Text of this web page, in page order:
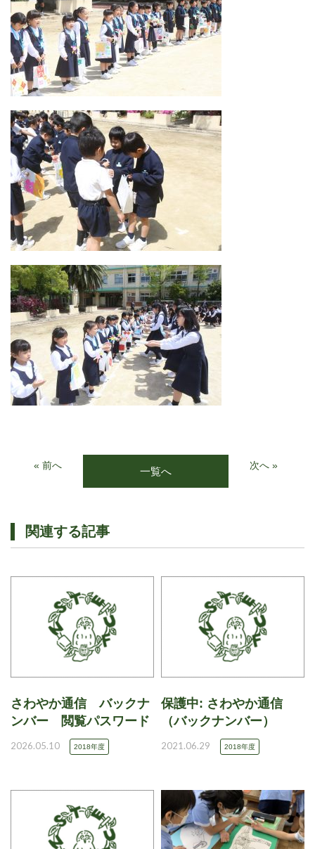
« 前へ 一覧へ 次へ »
関連する記事
さわやか通信 バックナ
ンバー 閲覧パスワード
2026.05.10 2018年度
保護中: さわやか通信
（バックナンバー）
2021.06.29 2018年度